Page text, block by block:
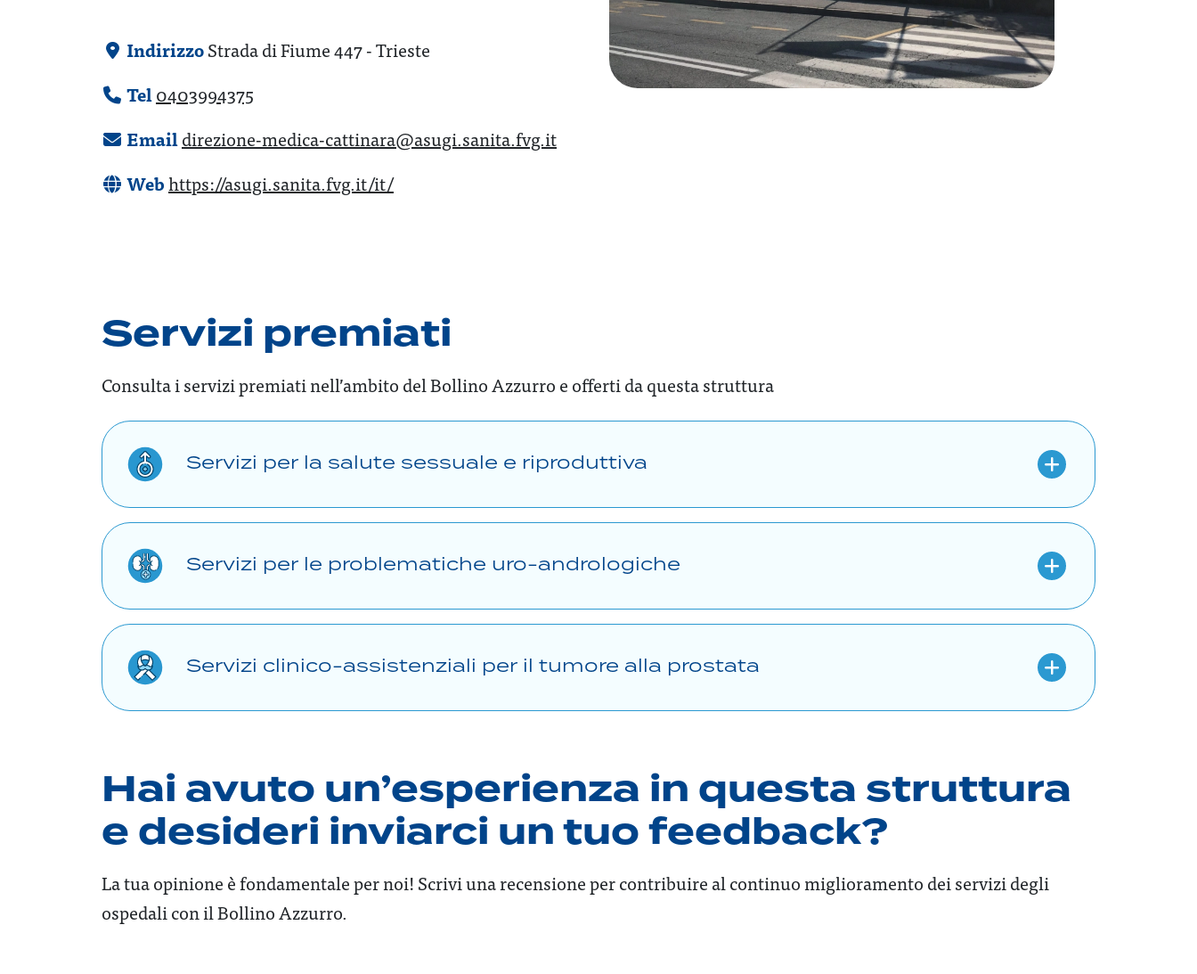
IndirizzoStrada di Fiume 447 - Trieste
Tel0403994375
Emaildirezione-medica-cattinara@asugi.sanita.fvg.it
Web https://asugi.sanita.fvg.it/it/
Servizi premiati
Consulta i servizi premiati nell’ambito del Bollino Azzurro e offerti da questa struttura
Servizi per la salute sessuale e riproduttiva
Servizi per le problematiche uro-andrologiche
Servizi clinico-assistenziali per il tumore alla prostata
Hai avuto un’esperienza in questa struttura
e desideri inviarci un tuo feedback?
La tua opinione è fondamentale per noi! Scrivi una recensione per contribuire al continuo miglioramento dei servizi degli
ospedali con il Bollino Azzurro.